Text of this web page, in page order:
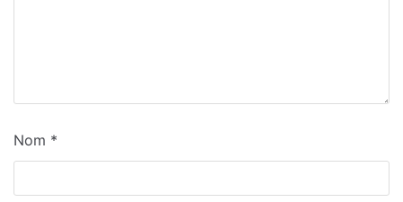
Nom *